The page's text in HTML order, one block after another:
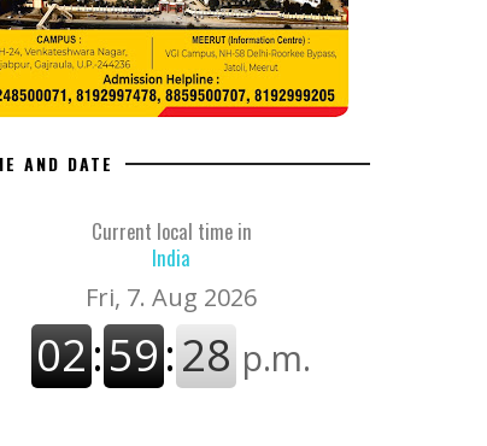
AND DATE
Current local time in
India